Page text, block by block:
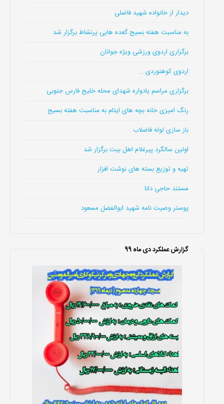
دیدار از خانواده شهید فاضلی
به مناسبت هفته بسیج گعده هایی پرنشاط برگزار شد
برگزاری اردوی ورزشی ویژه جوانان
اردوی کوهنوردی …
برگزاری مراسم یادواره شهدای محله خلیج فارس جنوبی
رنگ امیزی خانه بچه های ایتام به مناسبت هفته بسیج
باز سازی لوله فاضلاب
اولین سالگرد پیرغلام اهل بیت برگزار شد
تهیه و توزیع بسته های نوشت افزار
مستند حاجی دانا
پوستر وصیت نامه شهید ابوالفضل مسعود
گزارش عملکرد دی ماه 99